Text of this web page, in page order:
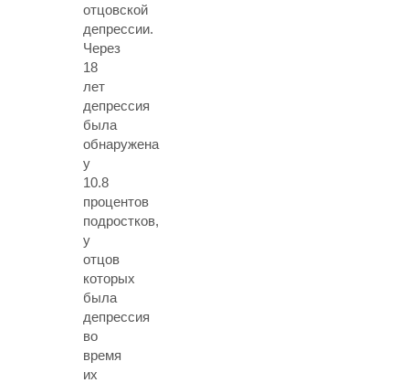
отцовской
депрессии.
Через
18
лет
депрессия
была
обнаружена
у
10.8
процентов
подростков,
у
отцов
которых
была
депрессия
во
время
их